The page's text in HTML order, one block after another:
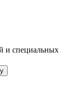
и специальных